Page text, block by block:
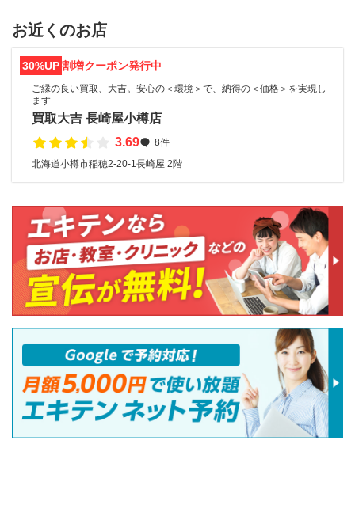
お近くのお店
30%UP割増クーポン発行中
ご縁の良い買取、大吉。安心の＜環境＞で、納得の＜価格＞を実現し
ます
買取大吉 長崎屋小樽店
3.69
8件
北海道小樽市稲穂2-20-1長崎屋 2階